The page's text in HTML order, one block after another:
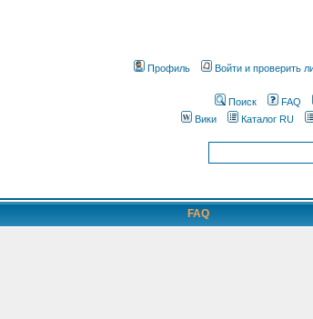
Профиль Войти и проверить
Поиск FAQ
Вики
Каталог RU
FAQ